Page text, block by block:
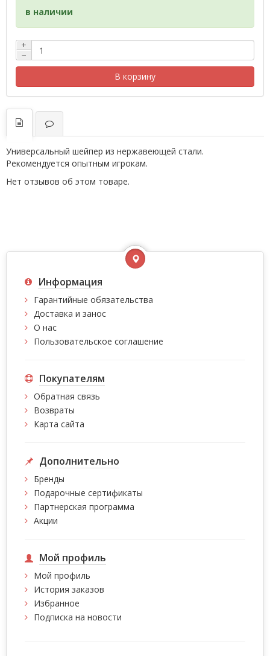
в наличии
+
−
В корзину
Универсальный шейпер из нержавеющей стали.
Рекомендуется опытным игрокам.
Нет отзывов об этом товаре.
Информация
Гарантийные обязательства
Доставка и занос
О нас
Пользовательское соглашение
Покупателям
Обратная связь
Возвраты
Карта сайта
Дополнительно
Бренды
Подарочные сертификаты
Партнерская программа
Акции
Мой профиль
Мой профиль
История заказов
Избранное
Подписка на новости